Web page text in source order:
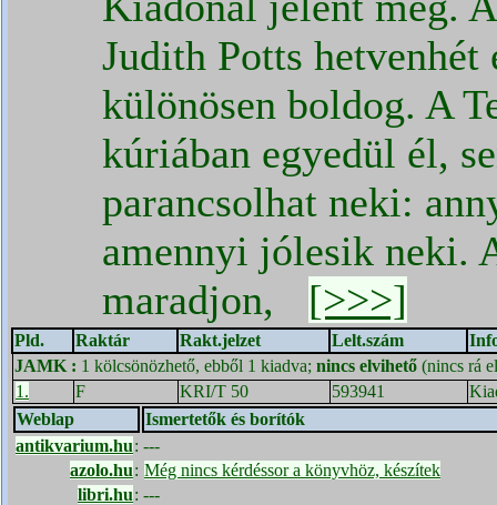
Judith Potts hetvenhét
különösen boldog. A
kúriában egyedül él,
parancsolhat neki:
amennyi jólesik neki.
maradjon, [>>>]
Pld. Raktár Rakt.jelzet Lelt.szám
JAMK : 1 kölcsönözhető, ebből 1 kiadva; nincs elvihető (nincs rá
1.
F KRI/T 50 593941
Weblap
Ismertetők és borítók
antikvarium.hu: ---
azolo.hu: Még nincs kérdéssor a könyvhöz, készítek
libri.hu: ---